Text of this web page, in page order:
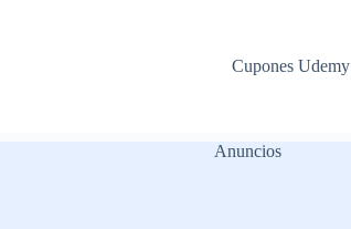
Cupones Udemy
Anuncios